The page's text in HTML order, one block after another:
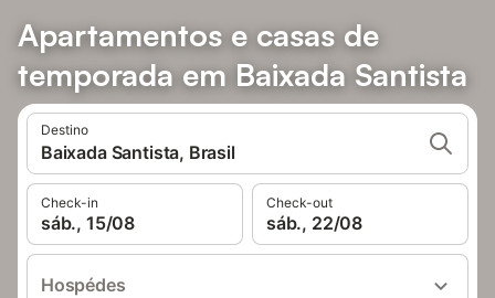
Apartamentos e casas de
temporada em Baixada Santista
Destino
Baixada Santista, Brasil
Check-in
sáb., 15/08
Check-out
sáb., 22/08
Hospédes